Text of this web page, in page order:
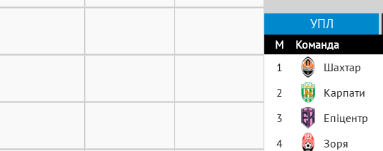
УПЛ
М Команда
1
Шахтар
2
Карпати
3
Епіцентр
4
Зоря